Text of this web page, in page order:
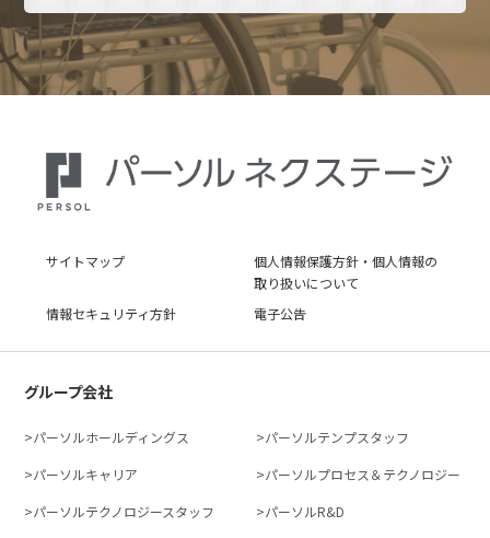
サイトマップ
個人情報保護方針・個人情報の
取り扱いについて
情報セキュリティ方針
電子公告
グループ会社
パーソルホールディングス
パーソルテンプスタッフ
パーソルキャリア
パーソルプロセス＆テクノロジー
パーソルテクノロジースタッフ
パーソルR&D